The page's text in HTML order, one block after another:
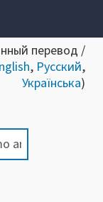
перевод /
, Русский,
Українська)